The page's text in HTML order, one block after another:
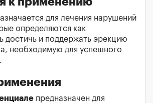
для лечения нарушений
определяются как
достичь и поддержать эрекцию
необходимую для успешного
предназначен для